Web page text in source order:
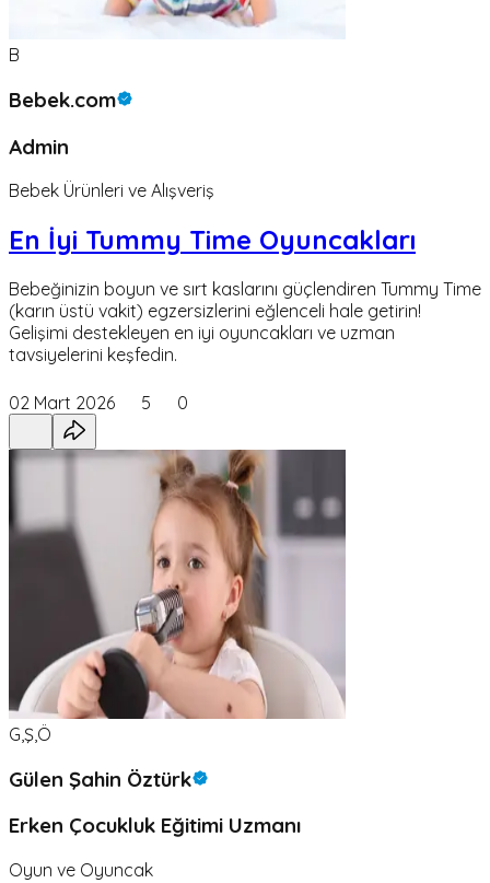
B
Bebek.com
Admin
Bebek Ürünleri ve Alışveriş
En İyi Tummy Time Oyuncakları
Bebeğinizin boyun ve sırt kaslarını güçlendiren Tummy Time
(karın üstü vakit) egzersizlerini eğlenceli hale getirin!
Gelişimi destekleyen en iyi oyuncakları ve uzman
tavsiyelerini keşfedin.
02 Mart 2026 5 0
G,Ş,Ö
Gülen Şahin Öztürk
Erken Çocukluk Eğitimi Uzmanı
Oyun ve Oyuncak